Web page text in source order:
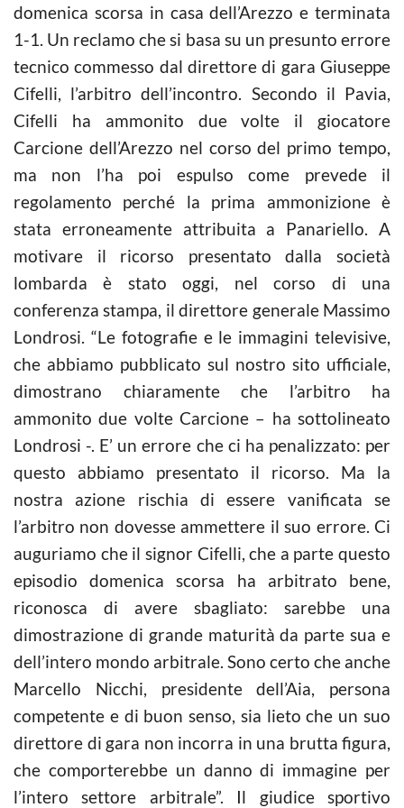
domenica scorsa in casa dell’Arezzo e terminata
1-1. Un reclamo che si basa su un presunto errore
tecnico commesso dal direttore di gara Giuseppe
Cifelli, l’arbitro dell’incontro. Secondo il Pavia,
Cifelli ha ammonito due volte il giocatore
Carcione dell’Arezzo nel corso del primo tempo,
ma non l’ha poi espulso come prevede il
regolamento perché la prima ammonizione è
stata erroneamente attribuita a Panariello. A
motivare il ricorso presentato dalla società
lombarda è stato oggi, nel corso di una
conferenza stampa, il direttore generale Massimo
Londrosi. “Le fotografie e le immagini televisive,
che abbiamo pubblicato sul nostro sito ufficiale,
dimostrano chiaramente che l’arbitro ha
ammonito due volte Carcione – ha sottolineato
Londrosi -. E’ un errore che ci ha penalizzato: per
questo abbiamo presentato il ricorso. Ma la
nostra azione rischia di essere vanificata se
l’arbitro non dovesse ammettere il suo errore. Ci
auguriamo che il signor Cifelli, che a parte questo
episodio domenica scorsa ha arbitrato bene,
riconosca di avere sbagliato: sarebbe una
dimostrazione di grande maturità da parte sua e
dell’intero mondo arbitrale. Sono certo che anche
Marcello Nicchi, presidente dell’Aia, persona
competente e di buon senso, sia lieto che un suo
direttore di gara non incorra in una brutta figura,
che comporterebbe un danno di immagine per
l’intero settore arbitrale”. Il giudice sportivo